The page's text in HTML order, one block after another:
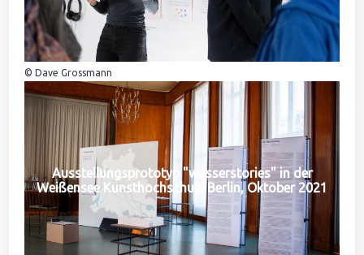
© Dave Grossmann
Ausstellungsprototyp "wasserstories" in der
Weißensee Kunsthochschule Berlin, Oktober 2021